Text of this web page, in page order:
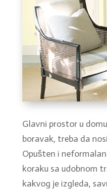
Glavni prostor u
boravak, treba da
Opušten i
koraku sa udobnom
kakvog je izgleda,